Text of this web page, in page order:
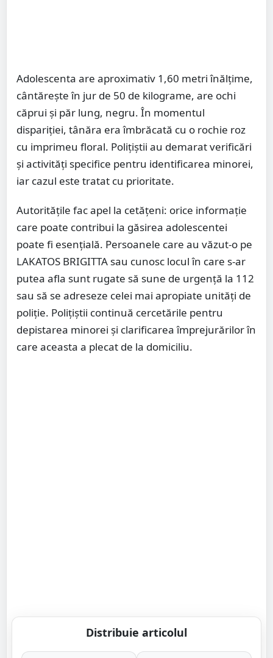
Adolescenta are aproximativ 1,60 metri înălțime,
cântărește în jur de 50 de kilograme, are ochi
căprui și păr lung, negru. În momentul
dispariției, tânăra era îmbrăcată cu o rochie roz
cu imprimeu floral. Polițiștii au demarat verificări
și activități specifice pentru identificarea minorei,
iar cazul este tratat cu prioritate.
Autoritățile fac apel la cetățeni: orice informație
care poate contribui la găsirea adolescentei
poate fi esențială. Persoanele care au văzut-o pe
LAKATOS BRIGITTA sau cunosc locul în care s-ar
putea afla sunt rugate să sune de urgență la 112
sau să se adreseze celei mai apropiate unități de
poliție. Polițiștii continuă cercetările pentru
depistarea minorei și clarificarea împrejurărilor în
care aceasta a plecat de la domiciliu.
Distribuie articolul